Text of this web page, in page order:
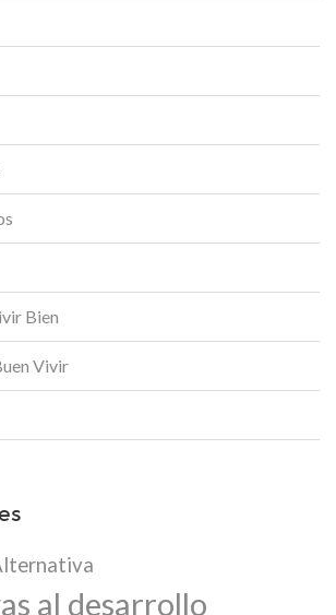
Bien
Vivir
al desarrollo